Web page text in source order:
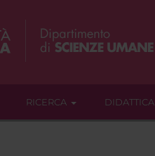
RICERCA DIDATTICA